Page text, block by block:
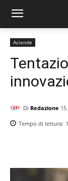
Aziende
Di Redazione
Tempo di lettura: 1